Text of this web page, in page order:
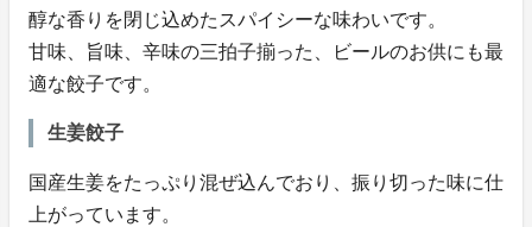
醇な香りを閉じ込めたスパイシーな味わいです。
甘味、旨味、辛味の三拍子揃った、ビールのお供にも最
適な餃子です。
生姜餃子
国産生姜をたっぷり混ぜ込んでおり、振り切った味に仕
上がっています。